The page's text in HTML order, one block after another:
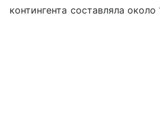
контингента составляла около